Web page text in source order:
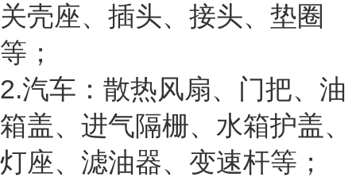
关壳座、插头、接头、垫圈
等；
2.汽车：散热风扇、门把、油
箱盖、进气隔栅、水箱护盖、
灯座、滤油器、变速杆等；